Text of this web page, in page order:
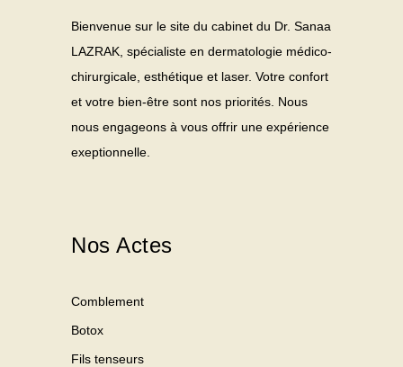
Bienvenue sur le site du cabinet du Dr. Sanaa
LAZRAK, spécialiste en dermatologie médico-
chirurgicale, esthétique et laser. Votre confort
et votre bien-être sont nos priorités. Nous
nous engageons à vous offrir une expérience
exeptionnelle.
Nos Actes
Comblement
Botox
Fils tenseurs